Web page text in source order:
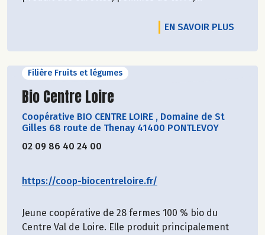
EN SAVOIR PLUS
Filière Fruits et légumes
Découvrir le producteur
Bio Centre Loire
Coopérative BIO CENTRE LOIRE , Domaine de St
Gilles 68 route de Thenay 41400 PONTLEVOY
02 09 86 40 24 00
https://coop-biocentreloire.fr/
Jeune coopérative de 28 fermes 100 % bio du
Centre Val de Loire. Elle produit principalement